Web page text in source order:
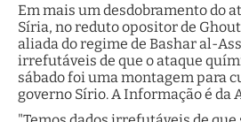
Em mais um desdobramento do
Síria, no reduto opositor de
aliada do regime de Bashar al-
irrefutáveis de que o ataque
sábado foi uma montagem para
governo Sírio. A Informação é da